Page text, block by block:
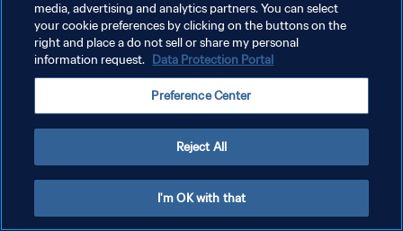
POLÍTICA DE PRIVACIDADE
TERMOS DE SERVIÇO
ADMINISTRAR AS PREFERÊNCIAS DE COOKIES
media, advertising and analytics partners. You can select
your cookie preferences by clicking on the buttons on the
right and place a do not sell or share my personal
information request. Data Protection Portal
Preference Center
Reject All
I'm OK with that